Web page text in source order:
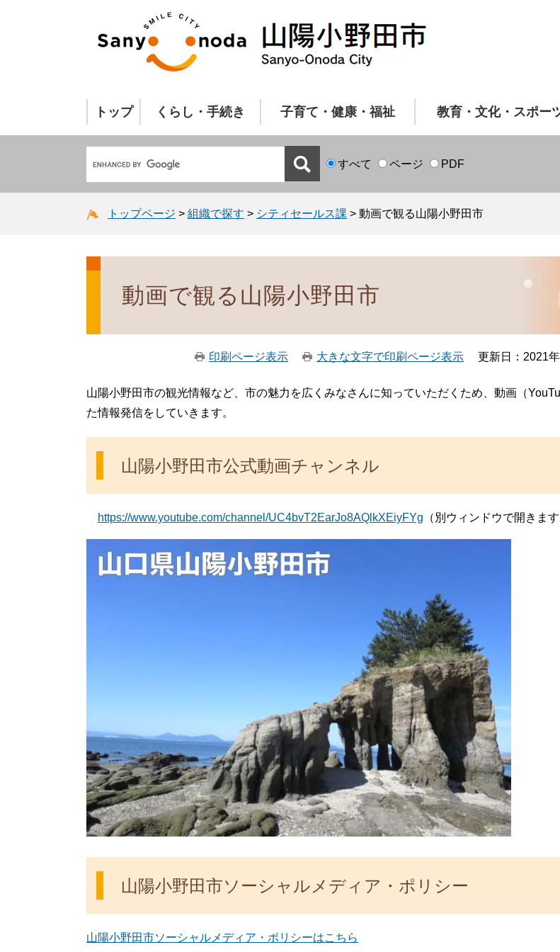
トップ くらし・手続き 子育て・健康・福祉 教育・文化・スポー
すべて ページ PDF
トップページ > 組織で探す > シティセールス課 > 動画で観る山陽小野田市
動画で観る山陽小野田市
印刷ページ表示 大きな文字で印刷ページ表示 更新日：2021
山陽小野田市の観光情報など、市の魅力を広くみなさんに知っていただくため、動画（
た情報発信をしていきます。
山陽小野田市公式動画チャンネル
https://www.youtube.com/channel/UC4bvT2EarJo8AQlkXEiyFYg （別ウィンドウで開きます
山陽小野田市ソーシャルメディア・ポリシー
山陽小野田市ソーシャルメディア・ポリシーはこちら